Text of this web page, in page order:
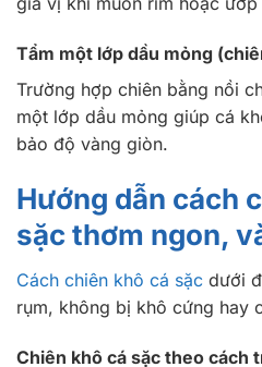
Tẩm một lớp dầu mỏng
Trường hợp chiên bằng nồi
một lớp dầu mỏng giúp cá
bảo độ vàng giòn.
Hướng dẫn cách
sặc thơm ngon,
Cách chiên khô cá sặc dưới
rụm, không bị khô cứng hay
Chiên khô cá sặc theo cách